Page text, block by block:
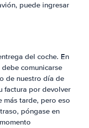
puede ingresar
del coche. En
comunicarse
de nuestro día de
factura por devolver
tarde, pero eso
póngase en